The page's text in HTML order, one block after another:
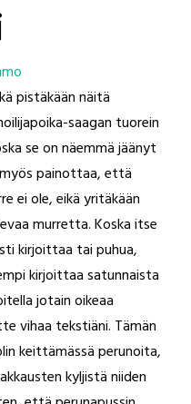
pistäkään näitä
saagan tuorein
se on näemmä jäänyt
myös painottaa, että
ei ole, eikä yritäkään
murretta. Koska itse
kirjoittaa tai puhua,
kirjoittaa satunnaista
jotain oikeaa
vihaa tekstiäni. Tämän
keittämässä perunoita,
kyljistä niiden